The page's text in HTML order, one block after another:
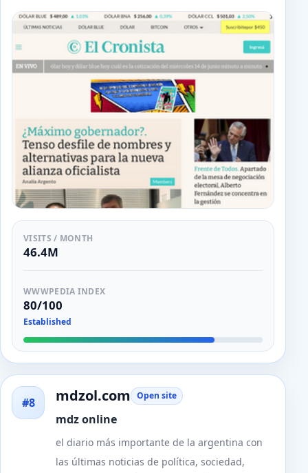
VISITS / MONTH
46.4M
WWWPEDIA INDEX
80/100
Established
#8 mdzol.com Open site
mdz online
el diario más importante de la argentina con
las últimas noticias de política, sociedad,